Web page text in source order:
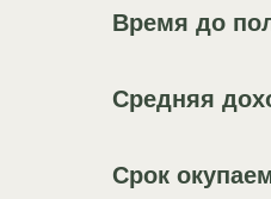
Время до
Средняя
Срок